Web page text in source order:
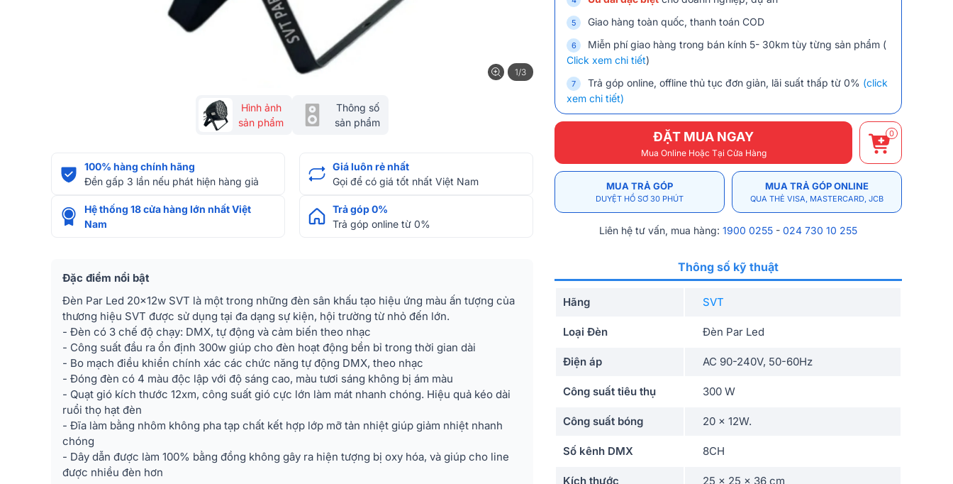
1/3
Hình ảnh
sản phẩm
Thông số
sản phẩm
100% hàng chính hãng
Đền gấp 3 lần nếu phát hiện hàng giả
Giá luôn rẻ nhất
Gọi để có giá tốt nhất Việt Nam
Hệ thống 18 cửa hàng lớn nhất Việt
Nam
Trả góp 0%
Trả góp online từ 0%
Đặc điểm nổi bật
Đèn Par Led 20x12w SVT là một trong những đèn sân khấu tạo hiệu ứng màu ấn tượng của
thương hiệu SVT được sử dụng tại đa dạng sự kiện, hội trường từ nhỏ đến lớn.
- Đèn có 3 chế độ chạy: DMX, tự động và cảm biến theo nhạc
- Công suất đầu ra ổn định 300w giúp cho đèn hoạt động bền bỉ trong thời gian dài
- Bo mạch điều khiển chính xác các chức năng tự động DMX, theo nhạc
- Đóng đèn có 4 màu độc lập với độ sáng cao, màu tươi sáng không bị ám màu
- Quạt gió kích thước 12xm, công suất gió cực lớn làm mát nhanh chóng. Hiệu quả kéo dài
ruổi thọ hạt đèn
- Đĩa làm bằng nhôm không pha tạp chất kết hợp lớp mỡ tản nhiệt giúp giảm nhiệt nhanh
chóng
- Dây dẫn được làm 100% bằng đồng không gây ra hiện tượng bị oxy hóa, và giúp cho line
được nhiều đèn hơn
Giao hàng toàn quốc, thanh toán COD
Miễn phí giao hàng trong bán kính 5- 30km tùy từng sản phẩm (
Click xem chi tiết)
Trả góp online, offline thủ tục đơn giản, lãi suất thấp từ 0% (click
xem chi tiết)
ĐẶT MUA NGAY
Mua Online Hoặc Tại Cửa Hàng
0
MUA TRẢ GÓP
DUYỆT HỒ SƠ 30 PHÚT
MUA TRẢ GÓP ONLINE
QUA THẺ VISA, MASTERCARD, JCB
Liên hệ tư vấn, mua hàng: 1900 0255 - 024 730 10 255
Thông số kỹ thuật
Hãng SVT
Loại Đèn Đèn Par Led
Điện áp AC 90-240V, 50-60Hz
Công suất tiêu thụ 300 W
Công suất bóng 20 x 12W.
Số kênh DMX 8CH
Kích thước 25 x 25 x 36 cm